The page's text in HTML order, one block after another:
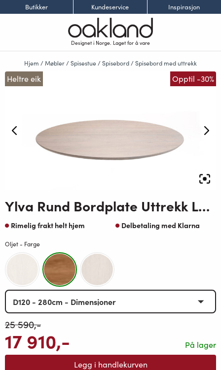
Butikker Kundeservice Inspirasjon
Designet i Norge. Laget for å vare
Hjem /Møbler /Spisestue /Spisebord /Spisebord med uttrekk
Heltre eik Opptil -30%
Ylva Rund Bordplate Uttrekk Lang
Rimelig frakt helt hjem Delbetaling med Klarna
Oljet - Farge
På lager
25 590,-
17 910,-
Legg i handlekurven